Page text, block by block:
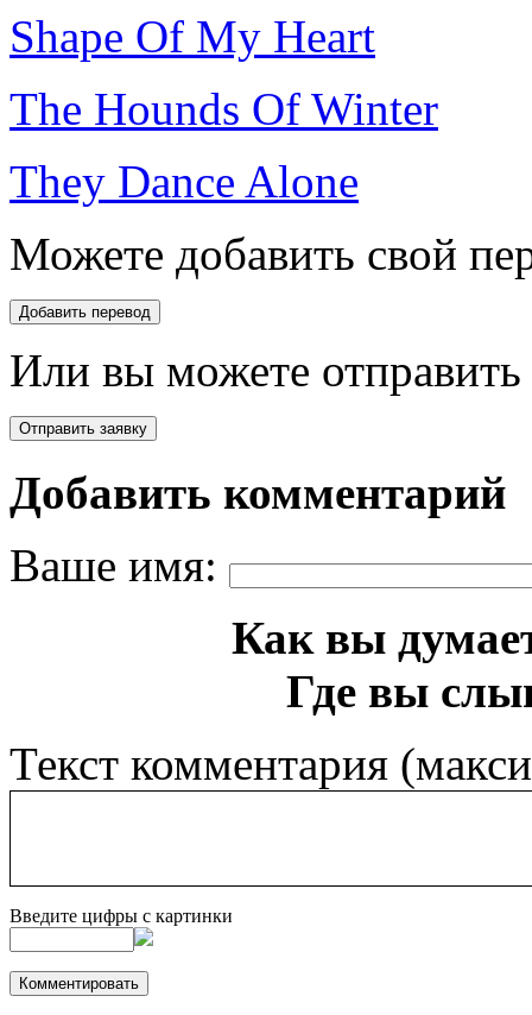
Shape Of My Heart
The Hounds Of Winter
They Dance Alone
Можете добавить свой
Или вы можете отправить
Добавить комментарий
Ваше имя:
Как вы
Где вы
Текст комментария
Введите цифры с картинки